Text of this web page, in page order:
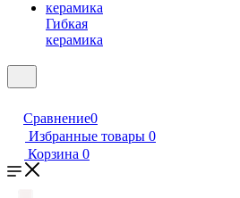
Гибкая
керамика
Сравнение0
Избранные товары 0
Корзина 0